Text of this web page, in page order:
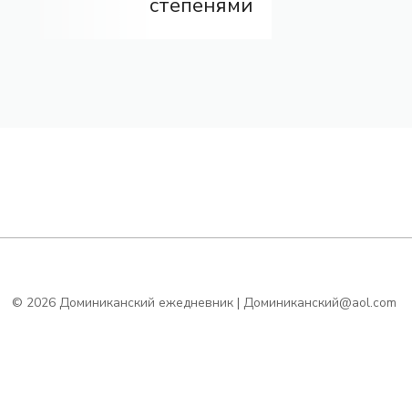
степенями
© 2026 Доминиканский ежедневник | Доминиканский@aol.com